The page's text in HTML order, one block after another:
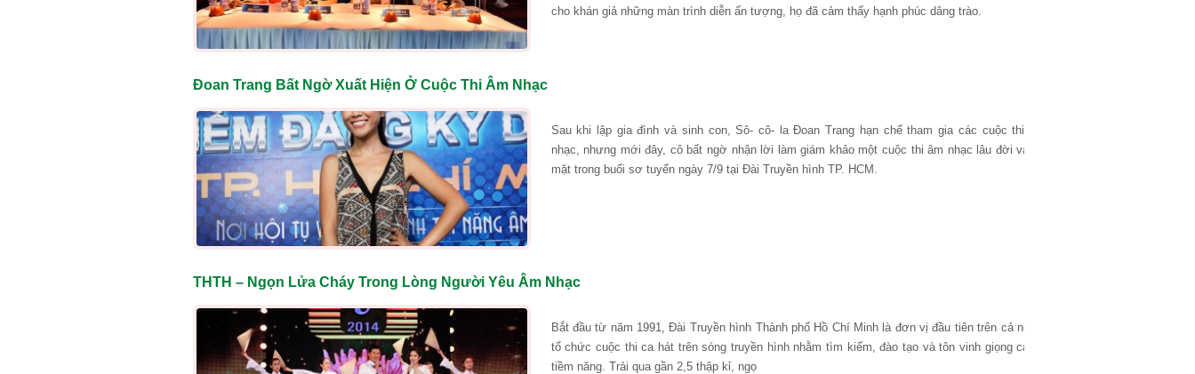
cho khán giả những màn trình diễn ấn tượng, họ đã cảm thấy hạnh phúc dâng trào.
Đoan Trang Bất Ngờ Xuất Hiện Ở Cuộc Thi Âm Nhạc
Sau khi lập gia đình và sinh con, Sô- cô- la Đoan Trang hạn chế tham gia các cuộc thi âm
nhạc, nhưng mới đây, cô bất ngờ nhận lời làm giám khảo một cuộc thi âm nhạc lâu đời và có
mặt trong buổi sơ tuyển ngày 7/9 tại Đài Truyền hình TP. HCM.
THTH – Ngọn Lửa Cháy Trong Lòng Người Yêu Âm Nhạc
Bắt đầu từ năm 1991, Đài Truyền hình Thành phố Hồ Chí Minh là đơn vị đầu tiên trên cả nước
tổ chức cuộc thi ca hát trên sóng truyền hình nhằm tìm kiếm, đào tạo và tôn vinh giọng ca có
tiềm năng. Trải qua gần 2,5 thập kỉ, ngọ